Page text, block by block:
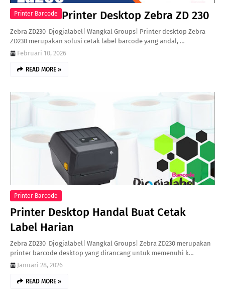
Printer Barcode Printer Desktop Zebra ZD 230
Zebra ZD230 Djogjalabel| Wangkal Groups| Printer desktop Zebra
ZD230 merupakan solusi cetak label barcode yang andal, …
Februari 10, 2026
READ MORE »
Printer Barcode
Printer Desktop Handal Buat Cetak
Label Harian
Zebra ZD230 Djogjalabel| Wangkal Groups| Zebra ZD230 merupakan
printer barcode desktop yang dirancang untuk memenuhi k…
Januari 28, 2026
READ MORE »